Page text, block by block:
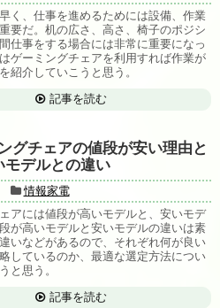
く、仕事を進めるためには設備、作業
要だ。机の広さ、高さ、椅子のポジシ
仕事をする場合には非常に重要になっ
ゲーミングチェアを利用すれば作業が
紹介していこうと思う。
記事を読む
グチェアの値段が安い理由と
モデルとの違い
情報家電
アには値段が高いモデルと、安いモデ
が高いモデルと安いモデルの違いは素
いなどがあるので、それぞれ何が良い
しているのか、最適な選定方法につい
と思う。
記事を読む